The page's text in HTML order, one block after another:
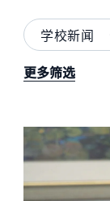
学校新闻
更多筛选
News image